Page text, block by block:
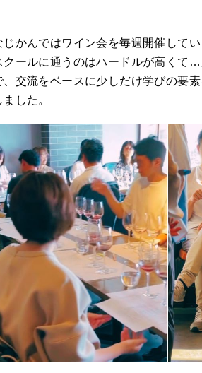
じかんではワイン会を毎週開催して
クールに通うのはハードルが高くて…
、交流をベースに少しだけ学びの要
した。